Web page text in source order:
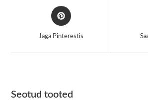
Opens
in
Jaga Pinterestis
Seotud tooted